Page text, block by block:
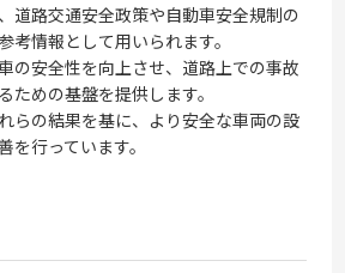
道路交通安全政策や自動車安全規制の
考情報として用いられます。
の安全性を向上させ、道路上での事故
ための基盤を提供します。
らの結果を基に、より安全な車両の設
を行っています。